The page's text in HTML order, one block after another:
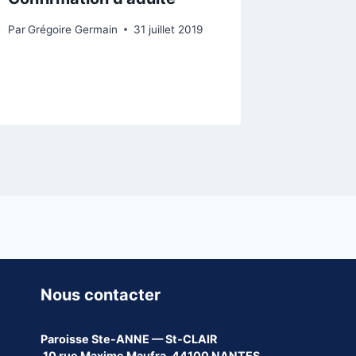
Par Grégoire Germain 31 juillet 2019
Nous contacter
Paroisse Ste-ANNE — St-CLAIR